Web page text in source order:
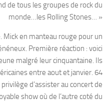
de tous les groupes de rock du
monde…les Rolling Stones… »
Mick en manteau rouge pour un
Première réaction : voici
malgré leur cinquantaine. Ils
entre aout et janvier. 64
d’assister au concert de
show où de l’autre coté du